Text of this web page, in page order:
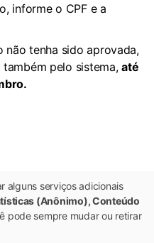
informe o CPF e a
não tenha sido aprovada,
também pelo sistema,até
alguns serviços adicionais
(Anônimo), Conteúdo
pode sempre mudar ou retirar